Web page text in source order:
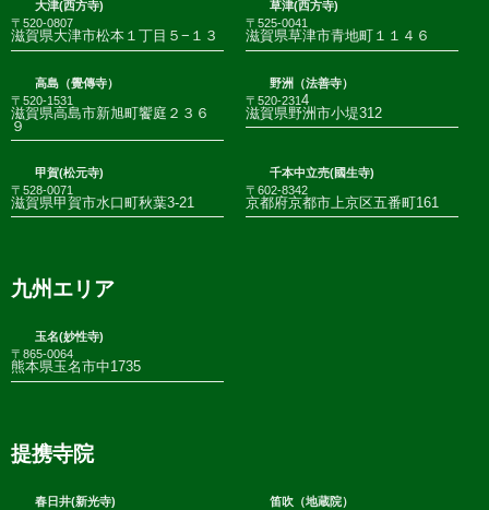
大津(西方寺)
〒520-0807
滋賀県大津市松本１丁目５−１３
草津(西方寺)
〒525-0041
滋賀県草津市青地町１１４６
高島（覺傳寺）
〒520-1531
滋賀県高島市新旭町饗庭２３６
９
野洲（法善寺）
〒520-2314
滋賀県野洲市小堤312
甲賀(松元寺)
〒528-0071
滋賀県甲賀市水口町秋葉3-21
千本中立売(國生寺)
〒602-8342
京都府京都市上京区五番町161
九州エリア
玉名(妙性寺)
〒865-0064
熊本県玉名市中1735
提携寺院
春日井(新光寺)
笛吹（地蔵院）